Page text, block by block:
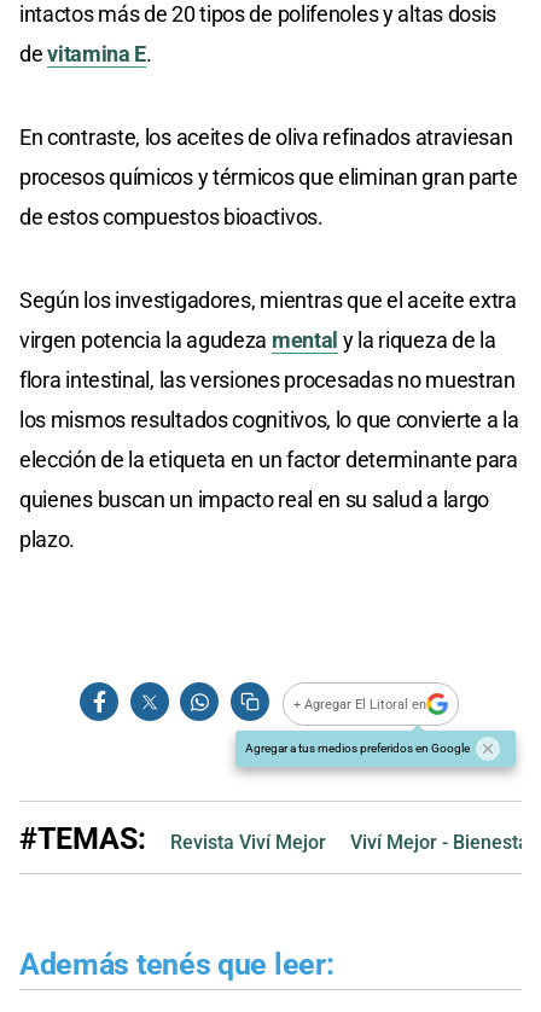
intactos más de 20 tipos de polifenoles y altas dosis
devitamina E.
En contraste, los aceites de oliva refinados atraviesan
procesos químicos y térmicos que eliminan gran parte
de estos compuestos bioactivos.
Según los investigadores, mientras que el aceite extra
virgen potencia la agudeza mental y la riqueza de la
flora intestinal, las versiones procesadas no muestran
los mismos resultados cognitivos, lo que convierte a la
elección de la etiqueta en un factor determinante para
quienes buscan un impacto real en su salud a largo
plazo.
+ Agregar El Litoral en
Agregar a tus medios preferidos en Google
#TEMAS: Revista Viví Mejor Viví Mejor - Bienestar
Además tenés que leer: